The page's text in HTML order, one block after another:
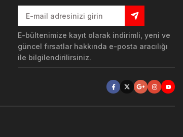
E-bültenimize kayıt olarak indirimli, yeni ve
güncel fırsatlar hakkında e-posta aracılığı
ile bilgilendirilirsiniz.